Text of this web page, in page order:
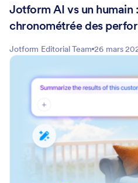
Jotform AI vs un humain
chronométrée des
Jotform Editorial Team 26 mars